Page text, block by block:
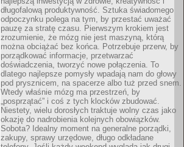
długofalową produktywność. Sztuka świadomego
odpoczynku polega na tym, by przestać uważać
pauzę za stratę czasu. Pierwszym krokiem jest
zrozumienie, że mózg nie jest maszyną, którą
można obciążać bez końca. Potrzebuje przerw, by
porządkować informacje, przetwarzać
doświadczenia, tworzyć nowe połączenia. To
dlatego najlepsze pomysły wpadają nam do głowy
pod prysznicem, na spacerze albo tuż przed snem.
Wtedy właśnie mózg ma przestrzeń, by
„posprzątać” i coś z tych klocków zbudować.
Niestety, wielu dorosłych traktuje wolny czas jako
okazję do nadrobienia kolejnych obowiązków.
Sobota? Idealny moment na generalne porządki,
zakupy, sprawy urzędowe, długo odkładane